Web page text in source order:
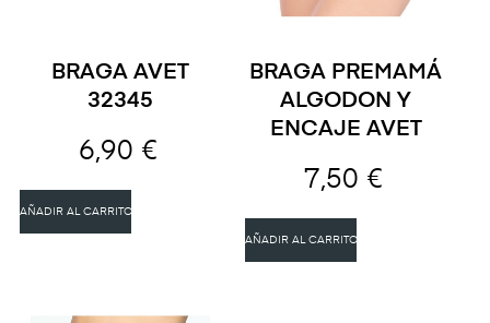
BRAGA AVET
32345
6,90 €
AÑADIR AL CARRITO
BRAGA PREMAMÁ
ALGODON Y
ENCAJE AVET
7,50 €
AÑADIR AL CARRITO